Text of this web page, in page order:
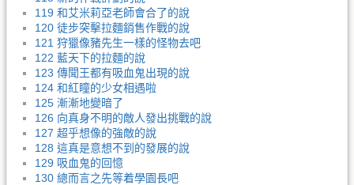
119 和艾米莉亞老師會合了的說
120 徒步突擊拉麵銷售作戰的說
121 狩獵像豬先生一樣的怪物去吧
122 藍天下的拉麵的說
123 傳聞王都有吸血鬼出現的說
124 和紅瞳的少女相遇啦
125 漸漸地變暗了
126 向真身不明的敵人發出挑戰的說
127 超乎想像的強敵的說
128 這真是意想不到的發展的說
129 吸血鬼的回憶
130 總而言之先等着學園長吧